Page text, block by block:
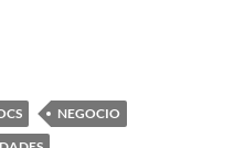
NEGOCIO